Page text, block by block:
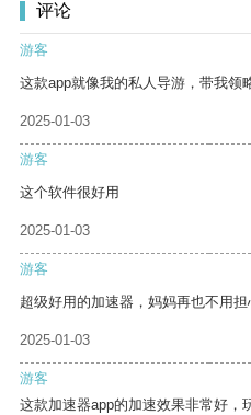
评论
游客
这款app就像我的私人导游，带我领
2025-01-03
游客
这个软件很好用
2025-01-03
游客
超级好用的加速器，妈妈再也不用担
2025-01-03
游客
这款加速器app的加速效果非常好，